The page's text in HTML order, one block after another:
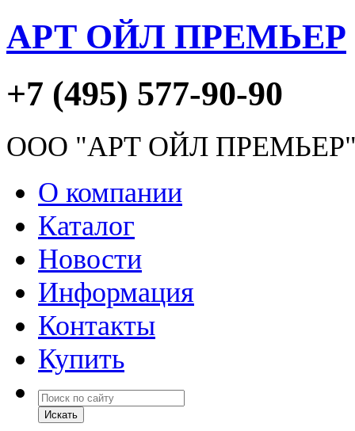
АРТ ОЙЛ ПРЕМЬЕР
+7 (495) 577-90-90
ООО "АРТ ОЙЛ
О компании
Каталог
Новости
Информация
Контакты
Купить